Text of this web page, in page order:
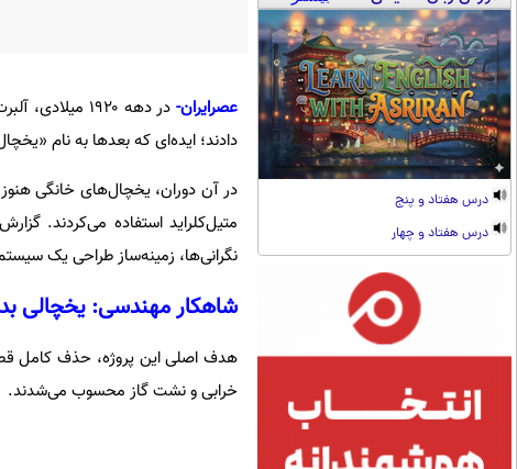
درس هفتاد و پنج
درس هفتاد و چهار
عصرایران-
در دهه ۱۹۲۰
دادند؛ ایده‌ای که بعدها به نام
در آن دوران، یخچال‌های خانگی
متیل‌کلراید استفاده می‌کردند.
نگرانی‌ها، زمینه‌ساز طراحی یک
شاهکار مهندسی: یخچالی
هدف اصلی این پروژه، حذف کامل
خرابی و نشت گاز محسوب می‌شدند.